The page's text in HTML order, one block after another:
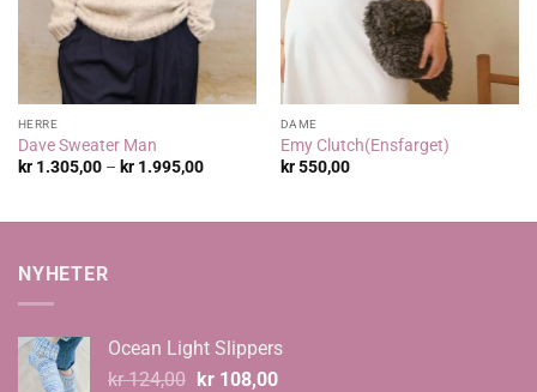
HERRE
Dave Sweater Man
kr1.305,00 – kr1.995,00Prisområde:
DAME
Emy Clutch(Ensfarget)
kr550,00
NYHETER
Ocean Light Slippers
kr124,00 Opprinnelig
kr108,00Nåværende